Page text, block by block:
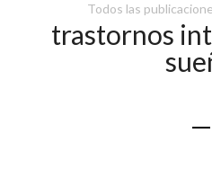
Todos las
trastornos